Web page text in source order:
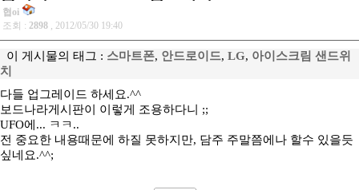
협oi
조회 : 2898 , 2012/05/30 19:40
이 게시물의 태그 : 스마트폰, 안드로이드, LG, 아이스크림 샌드위
치
다들 업그레이드 하세요.^^
보드나라게시판이 이렇게 조용하다니 ;;
UFO에... ㅋㅋ..
전 중요한 내용때문에 하질 못하지만, 담주 주말쯤에나 할수 있을듯
싶네요.^^;